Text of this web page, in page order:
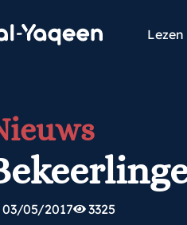
Lezen
03/05/2017 3325